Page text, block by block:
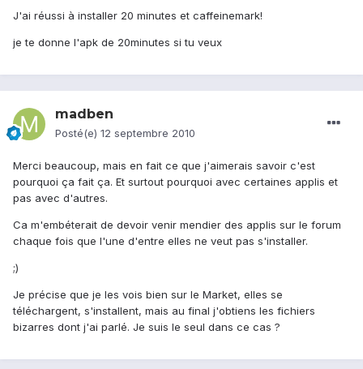
J'ai réussi à installer 20 minutes et caffeinemark!
je te donne l'apk de 20minutes si tu veux
madben
Posté(e) 12 septembre 2010
Merci beaucoup, mais en fait ce que j'aimerais savoir c'est
pourquoi ça fait ça. Et surtout pourquoi avec certaines applis et
pas avec d'autres.
Ca m'embéterait de devoir venir mendier des applis sur le forum
chaque fois que l'une d'entre elles ne veut pas s'installer.
;)
Je précise que je les vois bien sur le Market, elles se
téléchargent, s'installent, mais au final j'obtiens les fichiers
bizarres dont j'ai parlé. Je suis le seul dans ce cas ?